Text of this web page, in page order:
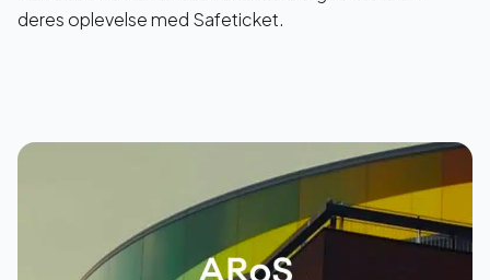
deres oplevelse med Safeticket.